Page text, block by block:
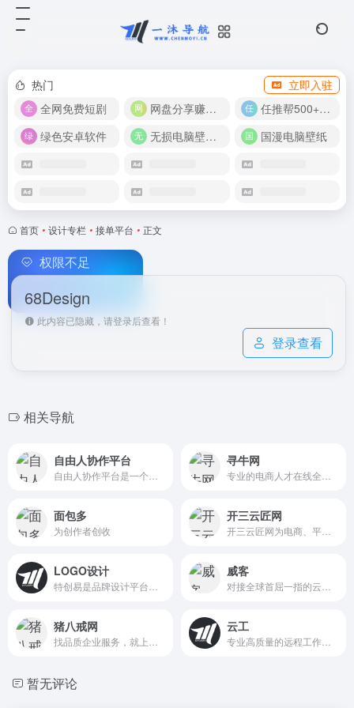
热门
立即入驻
全网免费短剧
网盘分享赚奖金！
任推帮500+推广项目！
绿色安卓软件
无损电脑壁纸合集 国漫电脑壁纸
首页 • 设计专栏 • 接单平台 • 正文
权限不足
68Design
此内容已隐藏，请登录后查看！
登录查看
相关导航
自由人协作平台 寻牛网
面包多
为创作者创收
开三云匠网
LOGO设计 威客
猪八戒网 云工
暂无评论